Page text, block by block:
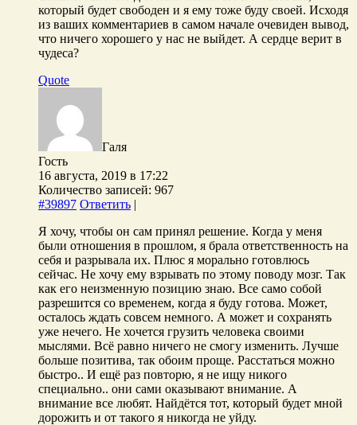
который будет свободен и я ему тоже буду своей. Исходя
из ваших комментариев в самом начале очевиден вывод,
что ничего хорошего у нас не выйдет. А сердце верит в
чудеса?
Quote
Галя
Гость
16 августа, 2019 в 17:22
Количество записей: 967
#39897 Ответить |
Я хочу, чтобы он сам принял решение. Когда у меня
были отношения в прошлом, я брала ответственность на
себя и разрывала их. Плюс я морально готовлюсь
сейчас. Не хочу ему взрывать по этому поводу мозг. Так
как его неизменную позицию знаю. Все само собой
разрешится со временем, когда я буду готова. Может,
осталось ждать совсем немного. А может и сохранять
уже нечего. Не хочется грузить человека своими
мыслями. Всё равно ничего не смогу изменить. Лучше
больше позитива, так обоим проще. Расстаться можно
быстро.. И ещё раз повторю, я не ищу никого
специально.. они сами оказывают внимание. А
внимание все любят. Найдётся тот, который будет мной
дорожить и от такого я никогда не уйду.